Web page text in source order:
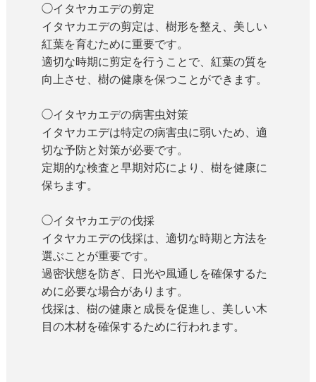
◯イタヤカエデの剪定
イタヤカエデの剪定は、樹形を整え、美しい
紅葉を育むために重要です。
適切な時期に剪定を行うことで、紅葉の質を
向上させ、樹の健康を保つことができます。
◯イタヤカエデの病害虫対策
イタヤカエデは特定の病害虫に弱いため、適
切な予防と対策が必要です。
定期的な検査と早期対応により、樹を健康に
保ちます。
◯イタヤカエデの伐採
イタヤカエデの伐採は、適切な時期と方法を
選ぶことが重要です。
過密状態を防ぎ、日光や風通しを確保するた
めに必要な場合があります。
伐採は、樹の健康と成長を促進し、美しい木
目の木材を確保するために行われます。